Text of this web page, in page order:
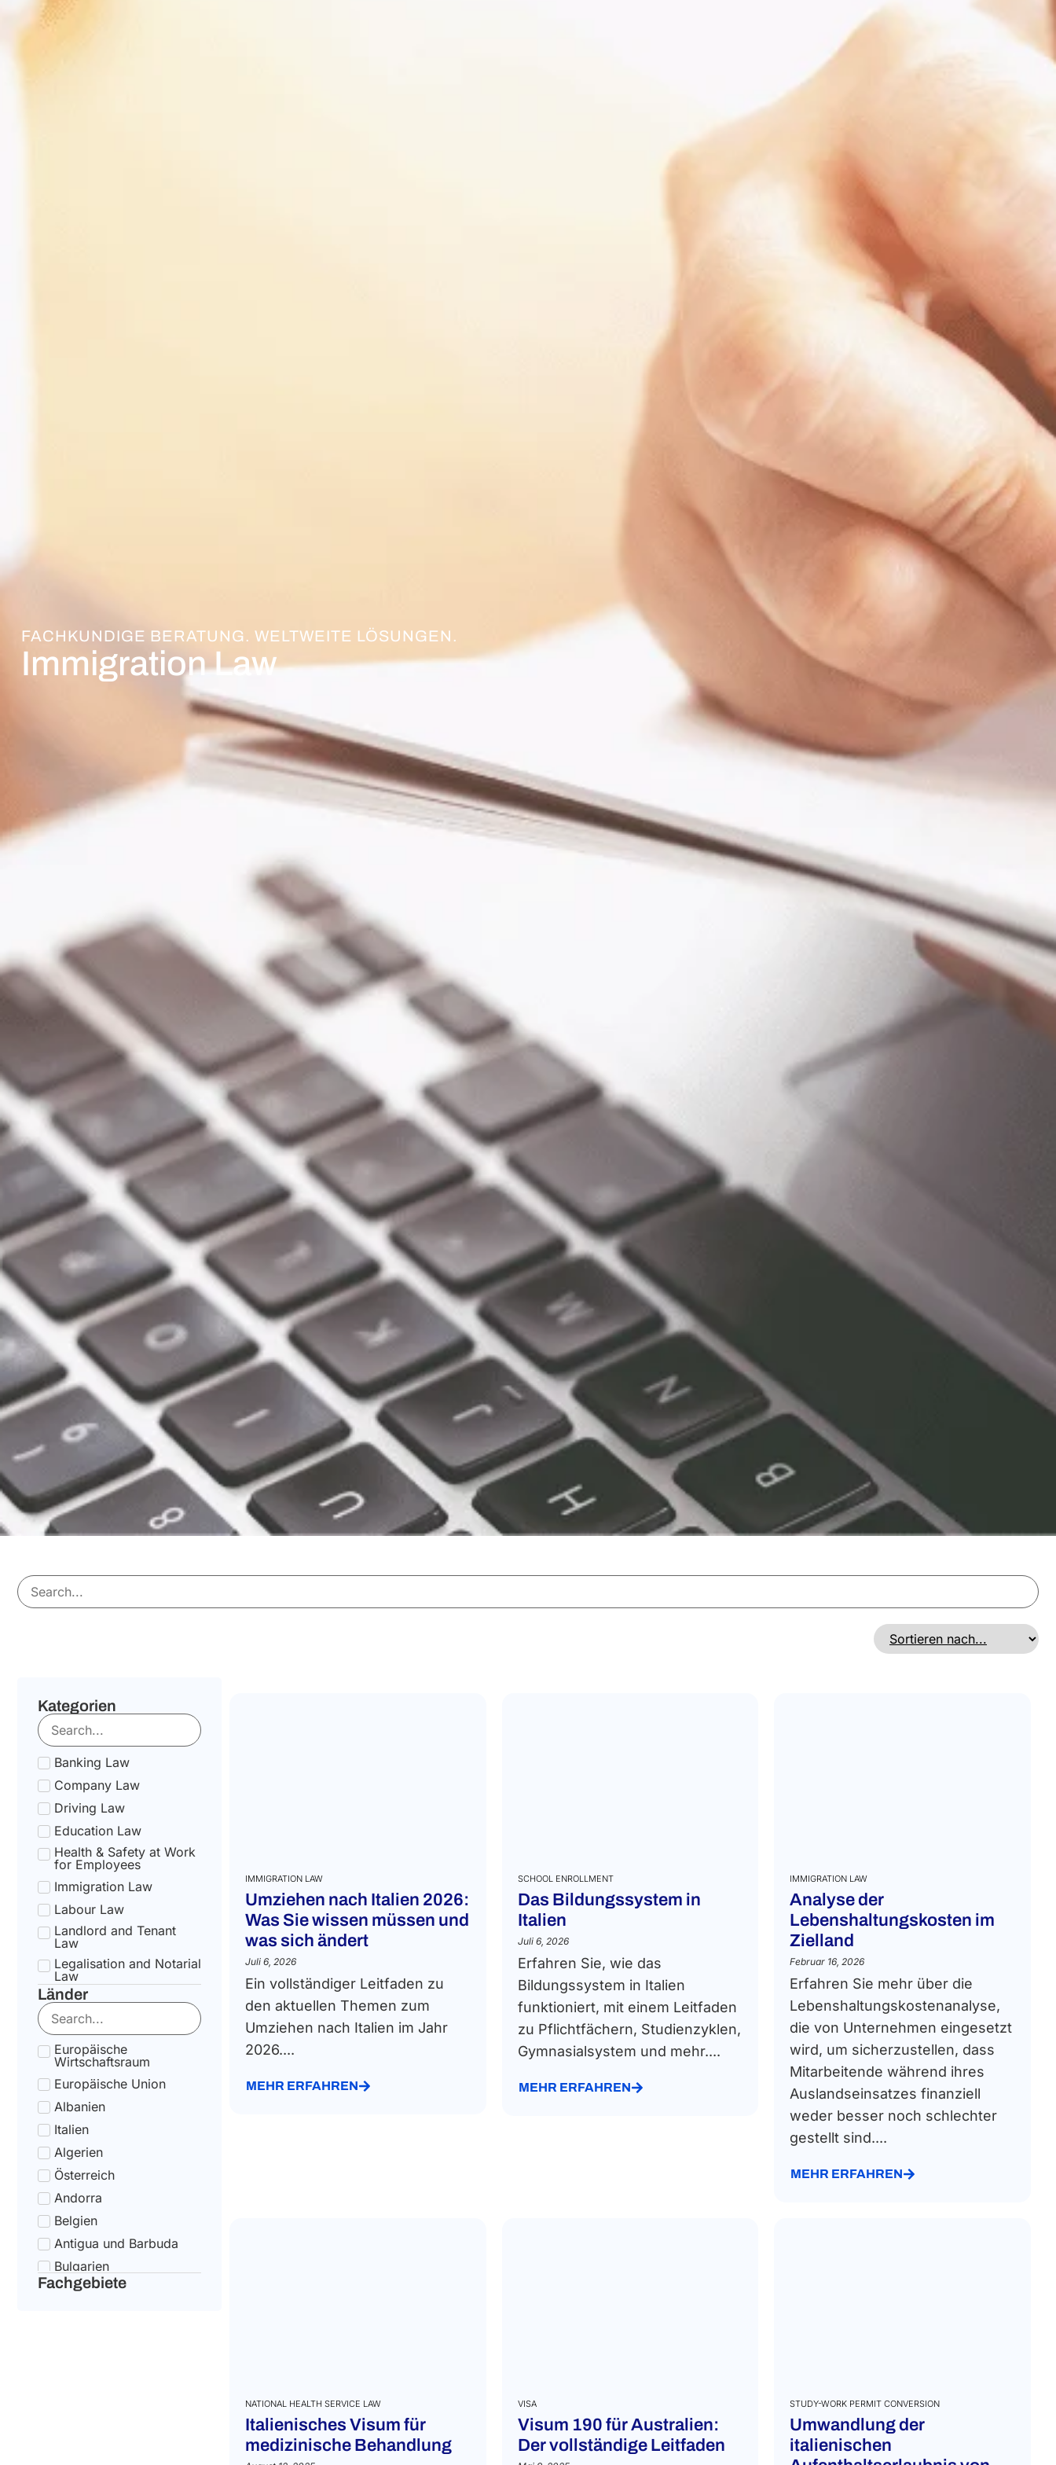
FACHKUNDIGE BERATUNG. WELTWEITE LÖSUNGEN.
Immigration Law
Kategorien
Banking Law
Company Law
Driving Law
Education Law
Health & Safety at Work
for Employees
Immigration Law
Labour Law
Landlord and Tenant
Law
Legalisation and Notarial
Law
National Health Service
State pension Law
Tax Law
Uncategorized
Tax Code Individuals
Länder
Europäische
Wirtschaftsraum
Europäische Union
Albanien
Italien
Algerien
Österreich
Andorra
Belgien
Antigua und Barbuda
Bulgarien
Argentinien
Fachgebiete
IMMIGRATION LAW
Umziehen nach Italien 2026:
Was Sie wissen müssen und
was sich ändert
Juli 6, 2026
Ein vollständiger Leitfaden zu
den aktuellen Themen zum
Umziehen nach Italien im Jahr
2026....
MEHR ERFAHREN
SCHOOL ENROLLMENT
Das Bildungssystem in
Italien
Juli 6, 2026
Erfahren Sie, wie das
Bildungssystem in Italien
funktioniert, mit einem Leitfaden
zu Pflichtfächern, Studienzyklen,
Gymnasialsystem und mehr....
MEHR ERFAHREN
IMMIGRATION LAW
Analyse der
Lebenshaltungskosten im
Zielland
Februar 16, 2026
Erfahren Sie mehr über die
Lebenshaltungskostenanalyse,
die von Unternehmen eingesetzt
wird, um sicherzustellen, dass
Mitarbeitende während ihres
Auslandseinsatzes finanziell
weder besser noch schlechter
gestellt sind....
MEHR ERFAHREN
NATIONAL HEALTH SERVICE LAW
Italienisches Visum für
medizinische Behandlung
VISA
Visum 190 für Australien:
Der vollständige Leitfaden
STUDY-WORK PERMIT CONVERSION
Umwandlung der
italienischen